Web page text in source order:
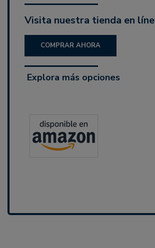
Visita nuestra tienda en
COMPRAR AHORA
Explora más opciones